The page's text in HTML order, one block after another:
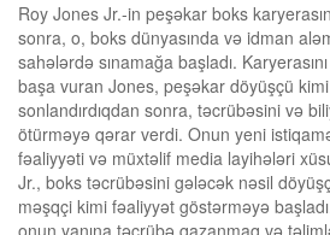
Roy Jones Jr.-in peşəkar boks
sonra, o, boks dünyasında və idman
sahələrdə sınamağa başladı.
başa vuran Jones, peşəkar döyüşçü
sonlandırdıqdan sonra, təcrübəsini və
ötürməyə qərar verdi. Onun yeni
fəaliyyəti və müxtəlif media layihələri
Jr., boks təcrübəsini gələcək nəsil
məşqçi kimi fəaliyyət göstərməyə